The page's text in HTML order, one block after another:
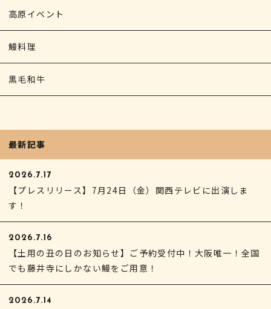
高原イベント
鰻料理
黒毛和牛
最新記事
2026.7.17
【プレスリリース】7月24日（金）関西テレビに出演しま
す！
2026.7.16
【土用の丑の日のお知らせ】ご予約受付中！大阪唯一！全国
でも藤井寺にしかない鰻をご用意！
2026.7.14